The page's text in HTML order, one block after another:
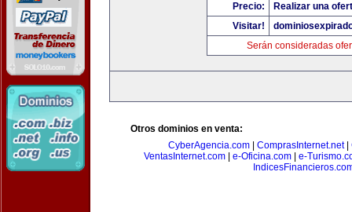
Precio:
Realizar una
Visitar!
Serán consideradas
Otros dominios en venta:
CyberAgencia.com| ComprasInternet.net|
VentasInternet.com
e-Oficina.com
e-